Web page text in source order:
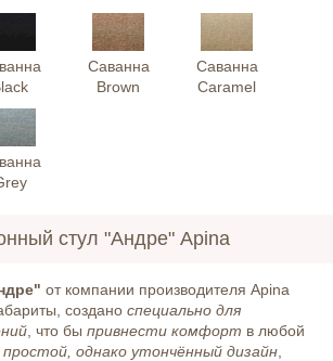
Саванна
Brown
Саванна
Caramel
стул "Андре" Apina
от компании производителя Apina
создано специально для
, что бы привнести комфорт в любой
простой, однако утончённый дизайн